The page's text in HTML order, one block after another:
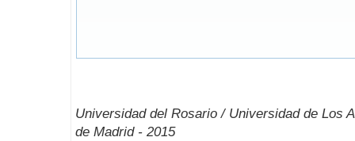
Universidad del Rosario / Universidad de Los
de Madrid - 2015